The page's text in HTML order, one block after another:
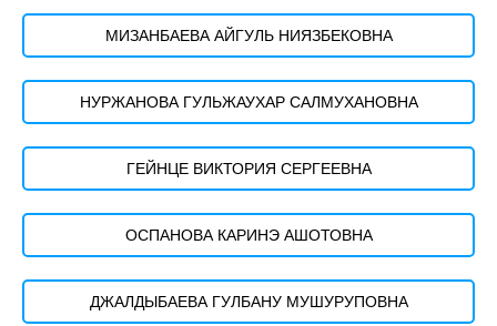
МИЗАНБАЕВА АЙГУЛЬ НИЯЗБЕКОВНА
НУРЖАНОВА ГУЛЬЖАУХАР САЛМУХАНОВНА
ГЕЙНЦЕ ВИКТОРИЯ СЕРГЕЕВНА
ОСПАНОВА КАРИНЭ АШОТОВНА
ДЖАЛДЫБАЕВА ГУЛБАНУ МУШУРУПОВНА